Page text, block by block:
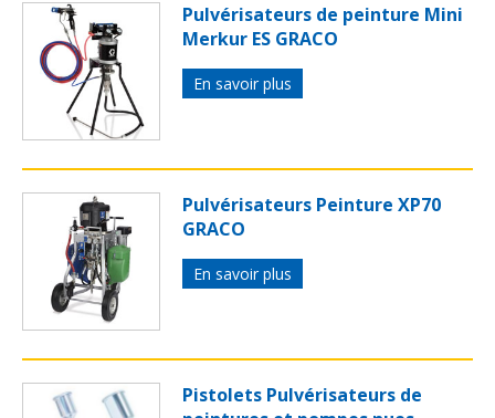
Pulvérisateurs de peinture Mini
Merkur ES GRACO
En savoir plus
Pulvérisateurs Peinture XP70
GRACO
En savoir plus
Pistolets Pulvérisateurs de